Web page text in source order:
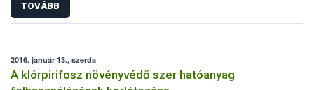
TOVÁBB
2016. január 13., szerda
A klórpirifosz növényvédő szer hatóanyag